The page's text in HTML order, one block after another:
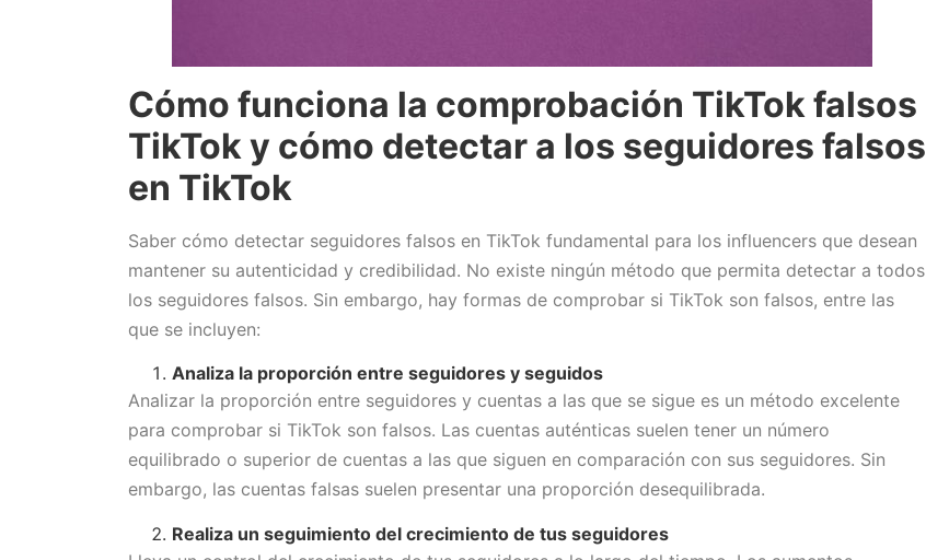
Cómo funciona la comprobación TikTok falsos
TikTok y cómo detectar a los seguidores falsos
en TikTok
Saber cómo detectar seguidores falsos en TikTok fundamental para los influencers que desean
mantener su autenticidad y credibilidad. No existe ningún método que permita detectar a todos
los seguidores falsos. Sin embargo, hay formas de comprobar si TikTok son falsos, entre las
que se incluyen:
Analiza la proporción entre seguidores y seguidos
Analizar la proporción entre seguidores y cuentas a las que se sigue es un método excelente
para comprobar si TikTok son falsos. Las cuentas auténticas suelen tener un número
equilibrado o superior de cuentas a las que siguen en comparación con sus seguidores. Sin
embargo, las cuentas falsas suelen presentar una proporción desequilibrada.
Realiza un seguimiento del crecimiento de tus seguidores